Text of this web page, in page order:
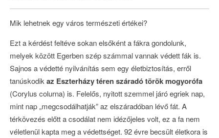
Mik lehetnek egy város természeti értékei?
Ezt a kérdést feltéve sokan elsőként a fákra gondolunk,
melyek között Egerben szép számmal vannak védett fák is.
Sajnos a védetté nyilvánítás sem egy életbiztosítás, erről
tanúskodik az Eszterházy téren száradó török mogyorófa
(Corylus colurna) is. Felelős, nyitott szemmel járó egriek nap,
mint nap „megcsodálhatják” az elszáradóban lévő fát. A
térkövezés előtt a csodálat nem idézőjeles volt, ez a fa nem
véletlenül kapta meg a védettséget. 92 évre becsült életkora is